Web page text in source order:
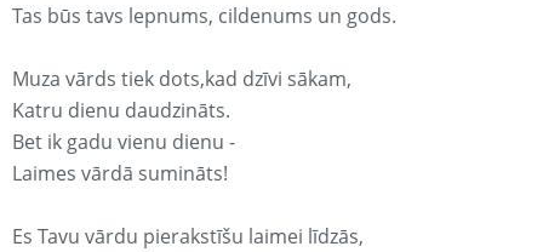
Tas būs tavs lepnums, cildenums un gods.
Muza vārds tiek dots,kad dzīvi sākam,
Katru dienu daudzināts.
Bet ik gadu vienu dienu -
Laimes vārdā sumināts!
Es Tavu vārdu pierakstīšu laimei līdzās,